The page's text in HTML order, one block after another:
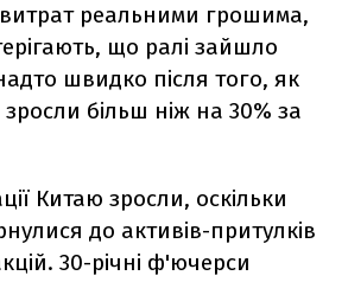
реальними грошима,
що ралі зайшло
швидко після того, як
зросли більш ніж на 30% за
Китаю зросли, оскільки
до активів-притулків
30-річні ф'ючерси